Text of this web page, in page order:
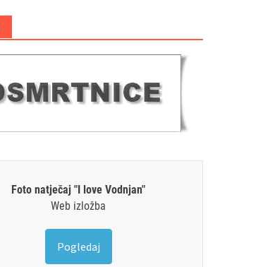
Foto natječaj "I love Vodnjan"
Web izložba
Pogledaj